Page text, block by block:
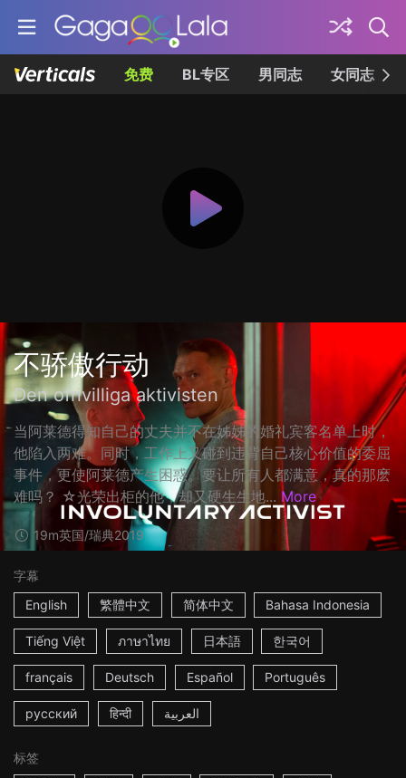
免费 BL专区 男同志 女同志
不骄傲行动
Den ofrivilliga aktivisten
当阿莱德得知自己的丈夫并不在姊姊的婚礼宾客名单上时，
他陷入两难。同时，工作上又碰到违背自己核心价值的委屈
事件，更使阿莱德产生困惑。要让所有人都满意，真的那麽
难吗？ ☆光荣出柜的他，却又硬生生地... More
19m英国/瑞典2019
字幕
English
繁體中文 简体中文 Bahasa Indonesia
Tiếng Việt ภาษาไทย 日本語 한국어
français Deutsch Español Português
русский हिन्दी العربية
标签